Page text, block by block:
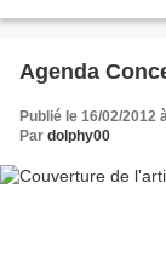
Agenda
Publié le 16/02/2012
Par dolphy00